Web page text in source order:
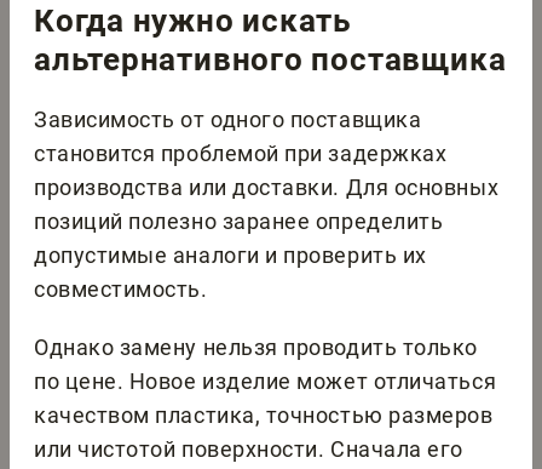
Когда нужно искать
альтернативного поставщика
Зависимость от одного поставщика
становится проблемой при задержках
производства или доставки. Для основных
позиций полезно заранее определить
допустимые аналоги и проверить их
совместимость.
Однако замену нельзя проводить только
по цене. Новое изделие может отличаться
качеством пластика, точностью размеров
или чистотой поверхности. Сначала его